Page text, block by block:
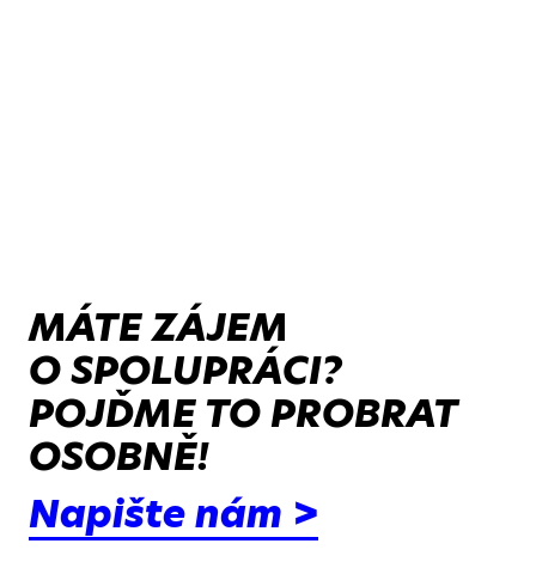
MÁTE ZÁJEM
O SPOLUPRÁCI?
POJĎME TO PROBRAT
OSOBNĚ!
Napište nám >